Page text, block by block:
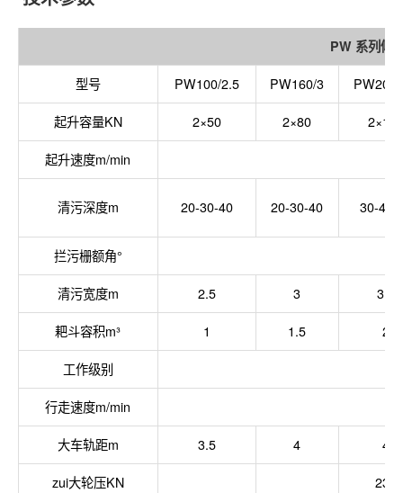
PW 系列倾
型号 PW100/2.5 PW160/3
起升容量KN 2×50 2×80
起升速度m/min
清污深度m 20-30-40 20-30-40 30-40-
拦污栅额角°
清污宽度m 2.5 3 3.5
耙斗容积m³ 1 1.5 2
工作级别
行走速度m/min
大车轨距m 3.5 4 4
zui大轮压KN 238